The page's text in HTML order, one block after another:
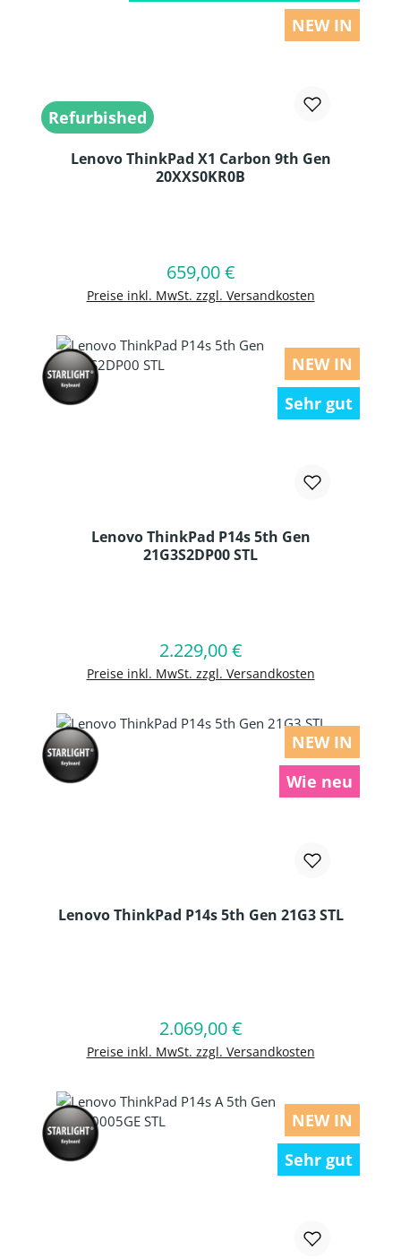
NEW IN
Refurbished
Lenovo ThinkPad X1 Carbon 9th Gen
20XXS0KR0B
Regulärer Preis:
659,00 €
Preise inkl. MwSt. zzgl. Versandkosten
In den Warenkorb
NEW IN
Sehr gut
Lenovo ThinkPad P14s 5th Gen
21G3S2DP00 STL
Regulärer Preis:
2.229,00 €
Preise inkl. MwSt. zzgl. Versandkosten
In den Warenkorb
NEW IN
Wie neu
Lenovo ThinkPad P14s 5th Gen 21G3 STL
Regulärer Preis:
2.069,00 €
Preise inkl. MwSt. zzgl. Versandkosten
In den Warenkorb
NEW IN
Sehr gut